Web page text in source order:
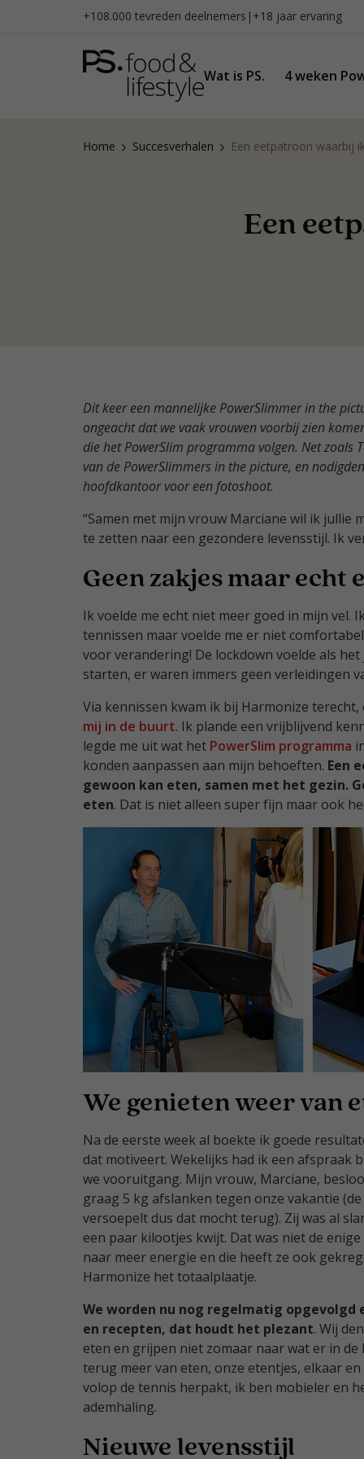
+108.000 tevreden deelnemers | +18 jaar ervaring
Wat is PS. 4 weken
Home Succesverhalen Een eetpatroon waarbij
Een
Dit keer een mannelijke PowerSlimmer in the
ongeacht dat we vaak vrouwen voorbij zien
die het PowerSlim programma volgen. Net zoals
van de PowerSlimmers in the picture, en
hoofdkantoor voor een fotoshoot.
“Samen met mijn vrouw Marciane wil ik jullie
te zetten naar een gezondere levensstijl. Ik
Geen zakjes maar echt
Ik voelde me echt niet meer goed in mijn vel.
tennissen maar voelde me er niet
voor verandering! De lockdown voelde als
starten, er waren immers geen verleidingen
Via kennissen kwam ik bij Harmonize terecht,
mij in de buurt. Ik plande een vrijblijvend
legde me uit wat het PowerSlim programma
konden aanpassen aan mijn behoeften. Een
gewoon kan eten, samen met het gezin.
eten. Dat is niet alleen super fijn maar ook
We genieten weer van
Na de eerste week al boekte ik goede
dat motiveert. Wekelijks had ik een afspraak
we vooruitgang. Mijn vrouw, Marciane,
graag 5 kg afslanken tegen onze vakantie
versoepelt dus dat mocht terug). Zij was al
een paar kilootjes kwijt. Dat was niet de
naar meer energie en die heeft ze ook
Harmonize het totaalplaatje.
We worden nu nog regelmatig opgevolgd
en recepten, dat houdt het plezant. Wij
eten en grijpen niet zomaar naar wat er in de
terug meer van eten, onze etentjes, elkaar
volop de tennis herpakt, ik ben mobieler en
ademhaling.
Nieuwe levensstijl